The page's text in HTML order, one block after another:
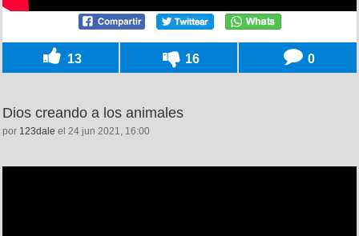
13 16 0
Dios creando a los animales
por 123dale el 24 jun 2021, 16:00